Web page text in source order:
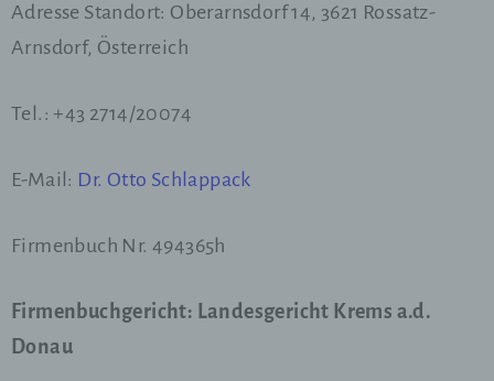
Adresse Standort: Oberarnsdorf 14, 3621 Rossatz-
Arnsdorf, Österreich
Tel.: +43 2714/20074
E-Mail: Dr. Otto Schlappack
Firmenbuch Nr. 494365h
Firmenbuchgericht: Landesgericht Krems a.d.
Donau